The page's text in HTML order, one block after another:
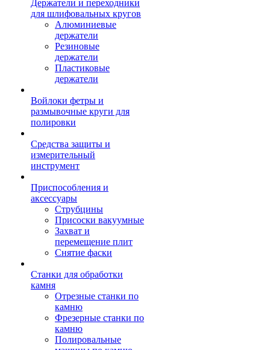
Держатели и переходники
для шлифовальных кругов
Алюминиевые
держатели
Резиновые
держатели
Пластиковые
держатели
Войлоки фетры и
размывочные круги для
полировки
Средства защиты и
измерительный
инструмент
Приспособления и
аксессуары
Струбцины
Присоски вакуумные
Захват и
перемещение плит
Снятие фаски
Станки для обработки
камня
Отрезные станки по
камню
Фрезерные станки по
камню
Полировальные